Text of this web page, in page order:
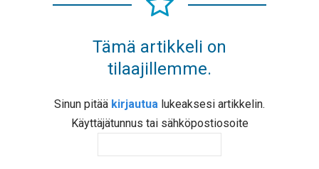
Tämä artikkeli on
tilaajillemme.
Sinun pitää kirjautua lukeaksesi artikkelin.
Käyttäjätunnus tai sähköpostiosoite